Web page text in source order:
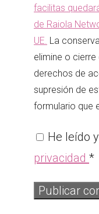
facilitas
de Raiola
UE. La
elimine o
derechos de
supresión de
formulario que
He leído
privacidad *